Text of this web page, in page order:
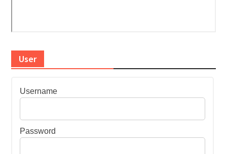
User
Username
Password